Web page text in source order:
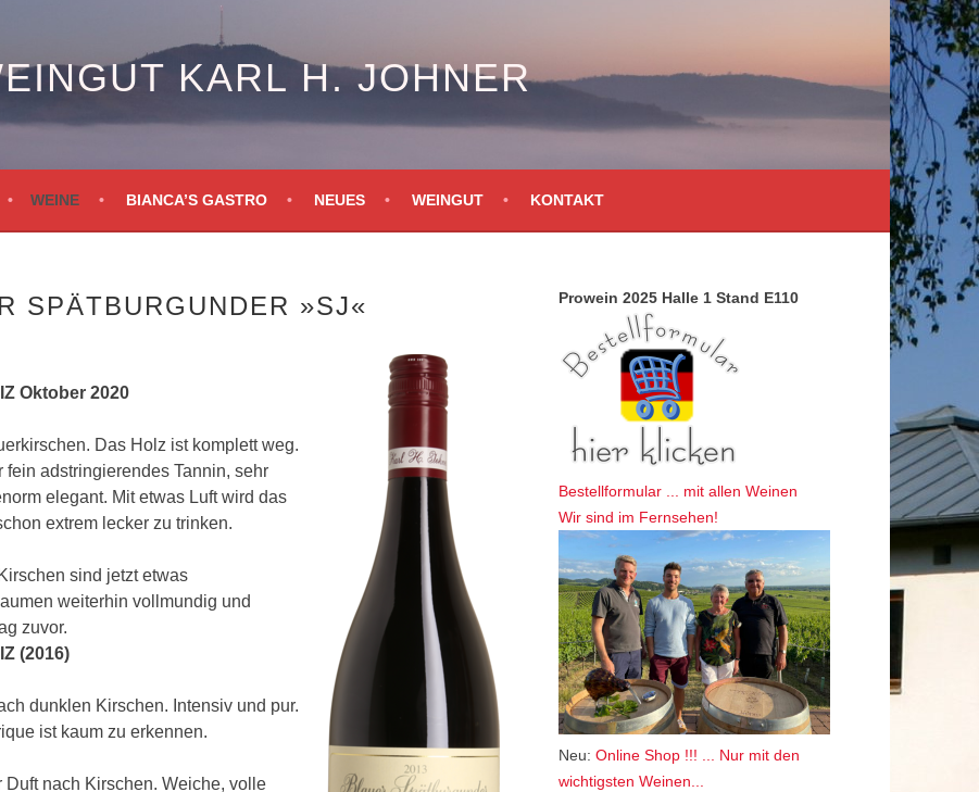
KARL H. JOHNER
WEINE BIANCA’S GASTRO NEUES WEINGUT KONTAKT
SPÄTBURGUNDER »SJ«
Oktober 2020
Das Holz ist komplett weg.
fein adstringierendes Tannin, sehr
elegant. Mit etwas Luft wird das
extrem lecker zu trinken.
sind jetzt etwas
weiterhin vollmundig und
zuvor.
(2016)
dunklen Kirschen. Intensiv und pur.
ist kaum zu erkennen.
Duft nach Kirschen. Weiche, volle
Prowein 2025 Halle 1 Stand E110
Bestellformular ... mit allen Weinen
Wir sind im Fernsehen!
Neu: Online Shop !!! ... Nur mit den
wichtigsten Weinen...